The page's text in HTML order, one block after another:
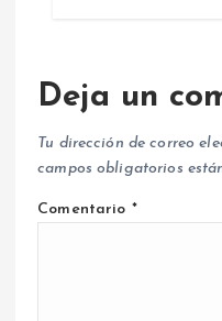
Deja un
Tu dirección de correo
campos obligatorios
Comentario *